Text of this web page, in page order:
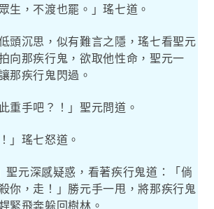
生，不渡也罷。」瑤七道。
頭沉思，似有難言之隱，瑤七看聖元
向那疾行鬼，欲取他性命，聖元一
那疾行鬼閃過。
重手吧？！」聖元問道。
」瑤七怒道。
聖元深感疑惑，看著疾行鬼道：「倘
你，走！」勝元手一甩，將那疾行鬼
緊飛奔躲回樹林。